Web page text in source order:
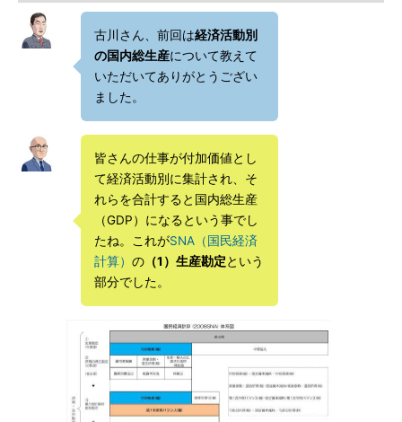
古川さん、前回は経済活動別
の国内総生産について教えて
いただいてありがとうござい
ました。
皆さんの仕事が付加価値とし
て経済活動別に集計され、そ
れらを合計すると国内総生産
（GDP）になるという事でし
たね。これがSNA（国民経済
計算） の （1）生産勘定という
部分でした。